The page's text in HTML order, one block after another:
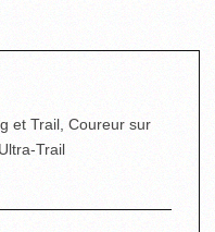
et Trail, Coureur sur
Trail